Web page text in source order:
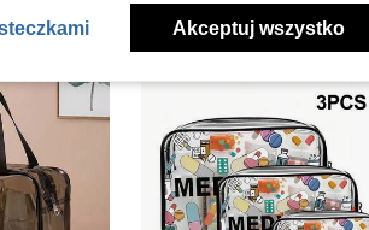
Akceptuj wszystko